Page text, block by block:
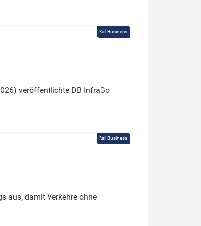
Rail Business
veröffentlichte DB InfraGo
Rail Business
aus, damit Verkehre ohne